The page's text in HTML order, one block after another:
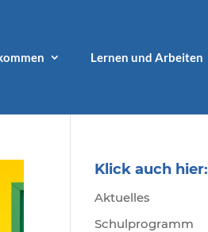
Lernen und Arbeiten
Klick auch hier:
Aktuelles
Schulprogramm